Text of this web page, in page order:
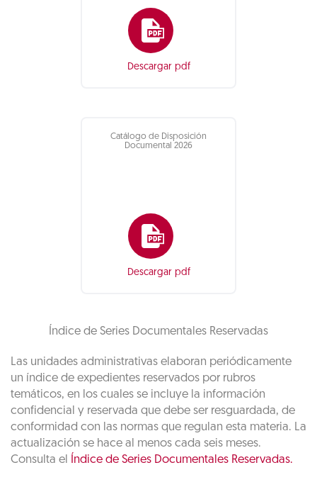
Descargar pdf
Catálogo de Disposición
Documental 2026
Descargar pdf
Índice de Series Documentales Reservadas
Las unidades administrativas elaboran periódicamente
un índice de expedientes reservados por rubros
temáticos, en los cuales se incluye la información
confidencial y reservada que debe ser resguardada, de
conformidad con las normas que regulan esta materia. La
actualización se hace al menos cada seis meses.
Consulta el
Índice de Series Documentales Reservadas.